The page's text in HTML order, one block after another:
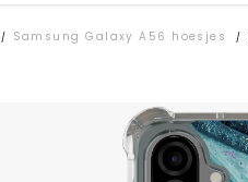
/ Samsung Galaxy A56 hoesjes /